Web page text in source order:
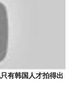
有韩国人才拍得出